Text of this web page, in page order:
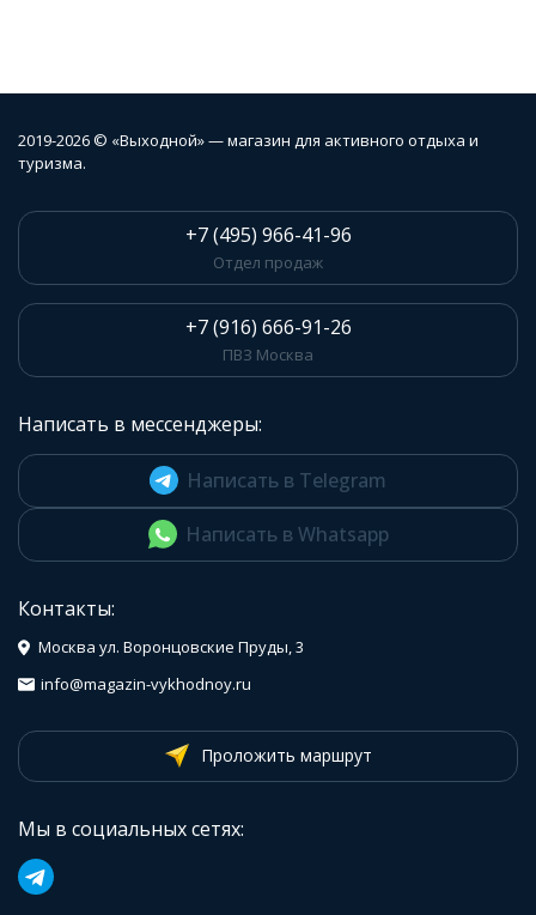
2019-2026 © «Выходной» — магазин для активного отдыха и
туризма.
+7 (495) 966-41-96
Отдел продаж
+7 (916) 666-91-26
ПВЗ Москва
Написать в мессенджеры:
Написать в Telegram
Написать в Whatsapp
Контакты:
Москва ул. Воронцовские Пруды, 3
info@magazin-vykhodnoy.ru
Проложить маршрут
Мы в социальных сетях: